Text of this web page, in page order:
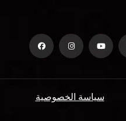
سياسة الخصوصية